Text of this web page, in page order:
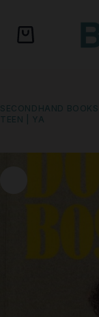
SECONDHAND BOOKS
TEEN | YA